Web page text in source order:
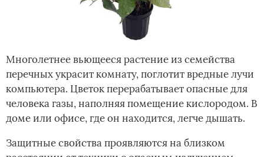
Многолетнее вьющееся растение из семейства
перечных украсит комнату, поглотит вредные лучи
компьютера. Цветок перерабатывает опасные для
человека газы, наполняя помещение кислородом. В
доме или офисе, где он находится, легче дышать.
Защитные свойства проявляются на близком